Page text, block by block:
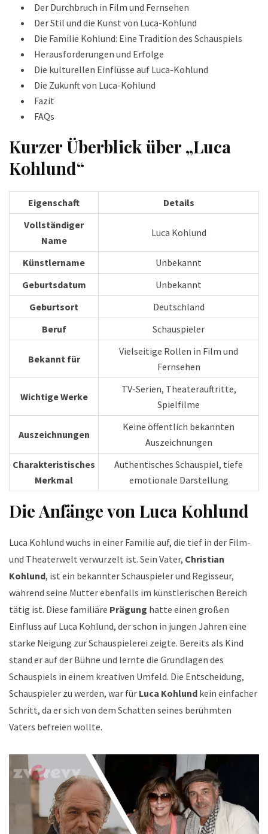
Der Durchbruch in Film und Fernsehen
Der Stil und die Kunst von Luca-Kohlund
Die Familie Kohlund: Eine Tradition des Schauspiels
Herausforderungen und Erfolge
Die kulturellen Einflüsse auf Luca-Kohlund
Die Zukunft von Luca-Kohlund
Fazit
FAQs
Kurzer Überblick über „Luca
Kohlund“
Eigenschaft
Details
Vollständiger
Name
Luca Kohlund
Künstlername
Unbekannt
Geburtsdatum
Unbekannt
Geburtsort
Deutschland
Beruf
Schauspieler
Bekannt für
Vielseitige Rollen in Film und
Fernsehen
Wichtige Werke
TV-Serien, Theaterauftritte,
Spielfilme
Auszeichnungen
Keine öffentlich bekannten
Auszeichnungen
Charakteristisches
Merkmal
Authentisches Schauspiel, tiefe
emotionale Darstellung
Die Anfänge von Luca Kohlund
Luca Kohlund wuchs in einer Familie auf, die tief in der Film-
und Theaterwelt verwurzelt ist. Sein Vater, Christian
Kohlund, ist ein bekannter Schauspieler und Regisseur,
während seine Mutter ebenfalls im künstlerischen Bereich
tätig ist. Diese familiäre Prägung hatte einen großen
Einfluss auf Luca Kohlund, der schon in jungen Jahren eine
starke Neigung zur Schauspielerei zeigte. Bereits als Kind
stand er auf der Bühne und lernte die Grundlagen des
Schauspiels in einem kreativen Umfeld. Die Entscheidung,
Schauspieler zu werden, war für Luca Kohlund kein einfacher
Schritt, da er sich von dem Schatten seines berühmten
Vaters befreien wollte.